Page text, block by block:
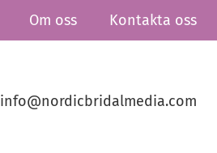
Om oss Kontakta oss
info@nordicbridalmedia.com